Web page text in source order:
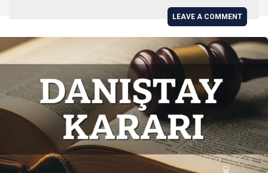
LEAVE A COMMENT